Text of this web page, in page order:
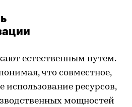
естественным путем.
что совместное,
использование ресурсов,
мощностей